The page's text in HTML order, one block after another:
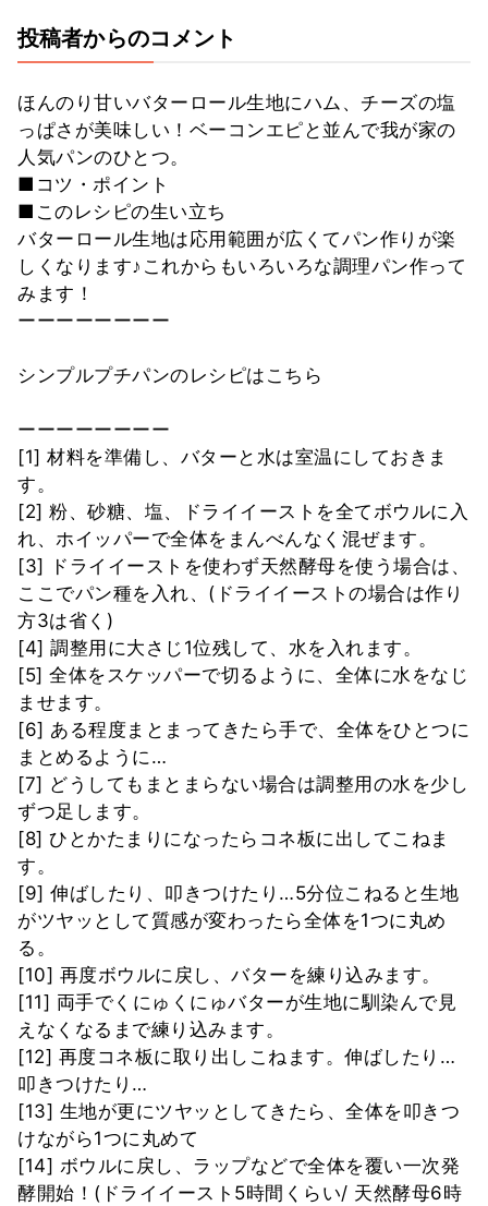
投稿者からのコメント
ほんのり甘いバターロール生地にハム、チーズの塩
っぱさが美味しい！ベーコンエピと並んで我が家の
人気パンのひとつ。
■コツ・ポイント
■このレシピの生い立ち
バターロール生地は応用範囲が広くてパン作りが楽
しくなります♪これからもいろいろな調理パン作って
みます！
ーーーーーーーー
シンプルプチパンのレシピはこちら
ーーーーーーーー
[1] 材料を準備し、バターと水は室温にしておきま
す。
[2] 粉、砂糖、塩、ドライイーストを全てボウルに入
れ、ホイッパーで全体をまんべんなく混ぜます。
[3] ドライイーストを使わず天然酵母を使う場合は、
ここでパン種を入れ、(ドライイーストの場合は作り
方3は省く)
[4] 調整用に大さじ1位残して、水を入れます。
[5] 全体をスケッパーで切るように、全体に水をなじ
ませます。
[6] ある程度まとまってきたら手で、全体をひとつに
まとめるように…
[7] どうしてもまとまらない場合は調整用の水を少し
ずつ足します。
[8] ひとかたまりになったらコネ板に出してこねま
す。
[9] 伸ばしたり、叩きつけたり…5分位こねると生地
がツヤッとして質感が変わったら全体を1つに丸め
る。
[10] 再度ボウルに戻し、バターを練り込みます。
[11] 両手でくにゅくにゅバターが生地に馴染んで見
えなくなるまで練り込みます。
[12] 再度コネ板に取り出しこねます。伸ばしたり…
叩きつけたり…
[13] 生地が更にツヤッとしてきたら、全体を叩きつ
けながら1つに丸めて
[14] ボウルに戻し、ラップなどで全体を覆い一次発
酵開始！(ドライイースト5時間くらい/ 天然酵母6時